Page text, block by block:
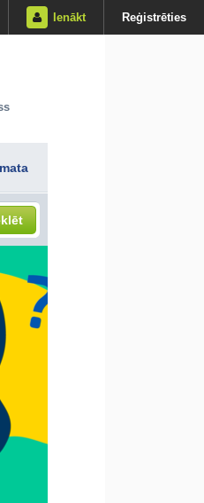
Ienākt Reģistrēties